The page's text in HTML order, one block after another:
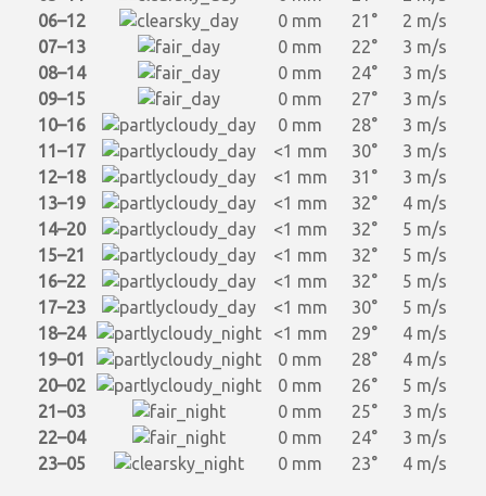
06–12
0 mm 21°
2 m/s
07–13
0 mm 22°
3 m/s
08–14
0 mm 24°
3 m/s
09–15
0 mm 27°
3 m/s
10–16
0 mm 28°
3 m/s
11–17
<1 mm 30°
3 m/s
12–18
<1 mm 31°
3 m/s
13–19
<1 mm 32°
4 m/s
14–20
<1 mm 32°
5 m/s
15–21
<1 mm 32°
5 m/s
16–22
<1 mm 32°
5 m/s
17–23
<1 mm 30°
5 m/s
18–24
<1 mm 29°
4 m/s
19–01
0 mm 28°
4 m/s
20–02
0 mm 26°
5 m/s
21–03
0 mm 25°
3 m/s
22–04
0 mm 24°
3 m/s
23–05
0 mm 23° 4 m/s